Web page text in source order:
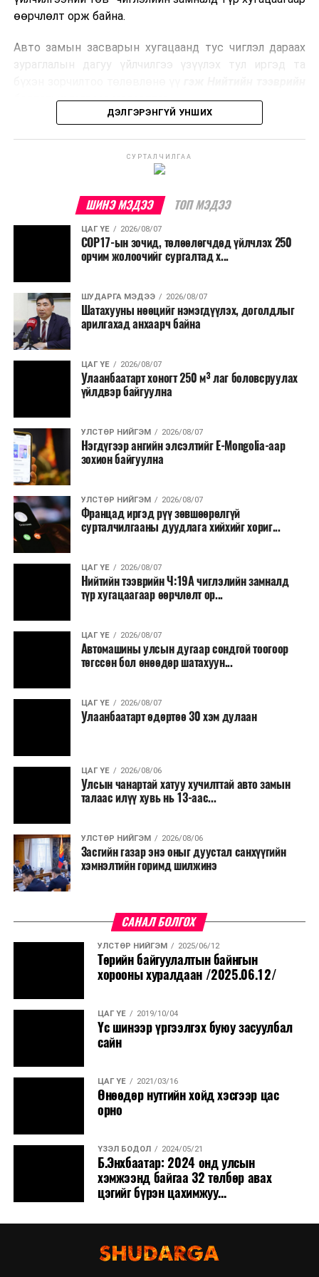
боловсруулах үйлдвэрүүдээр дулаан, цахилгаан
Ийнхүү лаг хатаах, шатаах технологийг лагийн
улсад өргөн ашиглаж байна.
өөрчлөлт орж байна.
Авто замын засварын хугацаанд тус чиглэл дараах
зураглалын дагуу үйлчилгээ үзүүлэх тул иргэд та
бодлогын газраас мэдээллээ.
ДЭЛГЭРЭНГҮЙ УНШИХ
СУРТАЛЧИЛГАА
ШИНЭ МЭДЭЭ ТОП МЭДЭЭ
ЦАГ ҮЕ 2026/08/07
COP17-ын зочид, төлөөлөгчдөд үйлчлэх 250
орчим жолоочийг сургалтад х...
ШУДАРГА МЭДЭЭ 2026/08/07
Шатахууны нөөцийг нэмэгдүүлэх, доголдлыг
арилгахад анхаарч байна
ЦАГ ҮЕ 2026/08/07
Улаанбаатарт хоногт 250 м³ лаг боловсруулах
үйлдвэр байгуулна
УЛСТӨР НИЙГЭМ 2026/08/07
Нэгдүгээр ангийн элсэлтийг E-Mongolia-аар
зохион байгуулна
УЛСТӨР НИЙГЭМ 2026/08/07
Францад иргэд рүү зөвшөөрөлгүй
сурталчилгааны дуудлага хийхийг хориг...
ЦАГ ҮЕ 2026/08/07
Нийтийн тээврийн Ч:19А чиглэлийн замналд
түр хугацаагаар өөрчлөлт ор...
ЦАГ ҮЕ 2026/08/07
Автомашины улсын дугаар сондгой тоогоор
төгссөн бол өнөөдөр шатахуун...
ЦАГ ҮЕ 2026/08/07
Улаанбаатарт өдөртөө 30 хэм дулаан
ЦАГ ҮЕ 2026/08/06
Улсын чанартай хатуу хучилттай авто замын
талаас илүү хувь нь 13-аас...
УЛСТӨР НИЙГЭМ 2026/08/06
Засгийн газар энэ оныг дуустал санхүүгийн
хэмнэлтийн горимд шилжинэ
САНАЛ БОЛГОХ
УЛСТӨР НИЙГЭМ 2025/06/12
Төрийн байгуулалтын байнгын
хорооны хуралдаан /2025.06.12/
ЦАГ ҮЕ 2019/10/04
Үс шинээр үргээлгэх буюу засуулбал
сайн
ЦАГ ҮЕ 2021/03/16
Өнөөдөр нутгийн хойд хэсгээр цас
орно
ҮЗЭЛ БОДОЛ 2024/05/21
Б.Энхбаатар: 2024 онд улсын
хэмжээнд байгаа 32 төлбөр авах
цэгийг бүрэн цахимжуу...